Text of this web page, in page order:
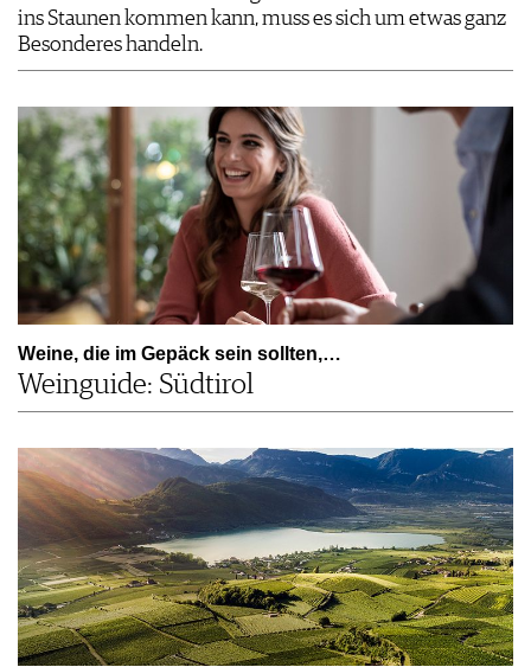
ins Staunen kommen kann, muss es sich um etwas ganz
Besonderes handeln.
Weine, die im Gepäck sein sollten,…
Weinguide: Südtirol